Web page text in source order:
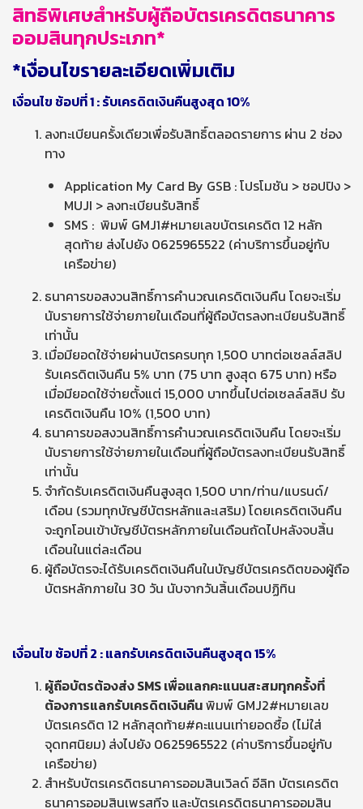
สิทธิพิเศษสำหรับผู้ถือบัตรเครดิตธนาคาร
ออมสินทุกประเภท*
*เงื่อนไขรายละเอียดเพิ่มเติม
เงื่อนไข ช้อปที่ 1 : รับเครดิตเงินคืนสูงสุด 10%
ลงทะเบียนครั้งเดียวเพื่อรับสิทธิ์ตลอดรายการ ผ่าน 2 ช่อง
ทาง
Application My Card By GSB : โปรโมชัน > ชอปปิง >
MUJI > ลงทะเบียนรับสิทธิ์
SMS : พิมพ์ GMJ1#หมายเลขบัตรเครดิต 12 หลัก
สุดท้าย ส่งไปยัง 0625965522 (ค่าบริการขึ้นอยู่กับ
เครือข่าย)
ธนาคารขอสงวนสิทธิ์การคำนวณเครดิตเงินคืน โดยจะเริ่ม
นับรายการใช้จ่ายภายในเดือนที่ผู้ถือบัตรลงทะเบียนรับสิทธิ์
เท่านั้น
เมื่อมียอดใช้จ่ายผ่านบัตรครบทุก 1,500 บาทต่อเซลล์สลิป
รับเครดิตเงินคืน 5% บาท (75 บาท สูงสุด 675 บาท) หรือ
เมื่อมียอดใช้จ่ายตั้งแต่ 15,000 บาทขึ้นไปต่อเซลล์สลิป รับ
เครดิตเงินคืน 10% (1,500 บาท)
ธนาคารขอสงวนสิทธิ์การคำนวณเครดิตเงินคืน โดยจะเริ่ม
นับรายการใช้จ่ายภายในเดือนที่ผู้ถือบัตรลงทะเบียนรับสิทธิ์
เท่านั้น
จำกัดรับเครดิตเงินคืนสูงสุด 1,500 บาท/ท่าน/แบรนด์/
เดือน (รวมทุกบัญชีบัตรหลักและเสริม) โดยเครดิตเงินคืน
จะถูกโอนเข้าบัญชีบัตรหลักภายในเดือนถัดไปหลังจบสิ้น
เดือนในแต่ละเดือน
ผู้ถือบัตรจะได้รับเครดิตเงินคืนในบัญชีบัตรเครดิตของผู้ถือ
บัตรหลักภายใน 30 วัน นับจากวันสิ้นเดือนปฏิทิน
เงื่อนไข ช้อปที่ 2 : แลกรับเครดิตเงินคืนสูงสุด 15%
ผู้ถือบัตรต้องส่งSMSเพื่อแลกคะแนนสะสมทุกครั้งที่
ต้องการแลกรับเครดิตเงินคืนพิมพ์ GMJ2#หมายเลข
บัตรเครดิต 12 หลักสุดท้าย#คะแนนเท่ายอดซื้อ (ไม่ใส่
จุดทศนิยม) ส่งไปยัง 0625965522 (ค่าบริการขึ้นอยู่กับ
เครือข่าย)
สำหรับบัตรเครดิตธนาคารออมสินเวิลด์ อีลิท บัตรเครดิต
ธนาคารออมสินเพรสทีจ และบัตรเครดิตธนาคารออมสิน